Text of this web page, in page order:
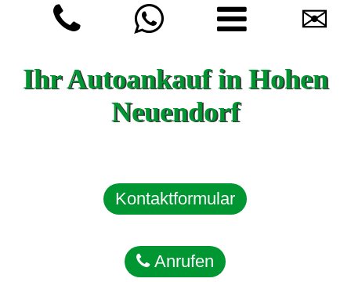
✉
Ihr Autoankauf in Hohen
Neuendorf
Kontaktformular
Anrufen